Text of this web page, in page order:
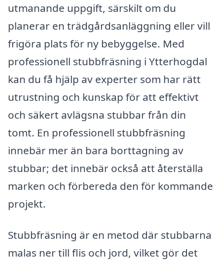
utmanande uppgift, särskilt om du
planerar en trädgårdsanläggning eller vill
frigöra plats för ny bebyggelse. Med
professionell stubbfräsning i Ytterhogdal
kan du få hjälp av experter som har rätt
utrustning och kunskap för att effektivt
och säkert avlägsna stubbar från din
tomt. En professionell stubbfräsning
innebär mer än bara borttagning av
stubbar; det innebär också att återställa
marken och förbereda den för kommande
projekt.
Stubbfräsning är en metod där stubbarna
malas ner till flis och jord, vilket gör det